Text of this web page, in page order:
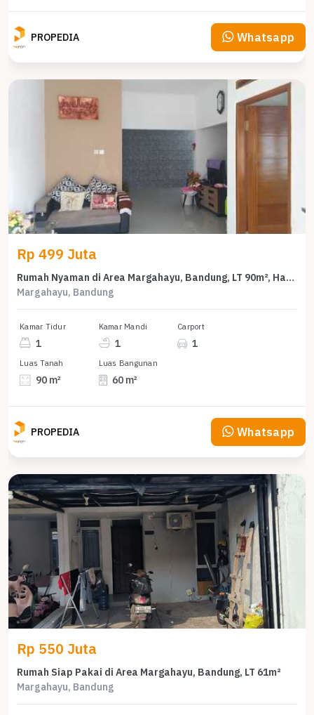
PROPEDIA Whatsapp
Rp 499 Juta
Rumah Nyaman di Area Margahayu, Bandung, LT 90m², Harga 499 Juta
Margahayu, Bandung
Kamar Tidur
1
Kamar Mandi
1
Carport
1
Luas Tanah
90 m²
Luas Bangunan
60 m²
PROPEDIA Whatsapp
Rp 550 Juta
Rumah Siap Pakai di Area Margahayu, Bandung, LT 61m²
Margahayu, Bandung